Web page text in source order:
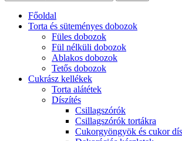
Főoldal
Torta és süteményes dobozok
Füles dobozok
Fül nélküli dobozok
Ablakos dobozok
Tetős dobozok
Cukrász kellékek
Torta alátétek
Díszítés
Csillagszórók
Csillagszórók tortákra
Cukorgyöngyök és cukor